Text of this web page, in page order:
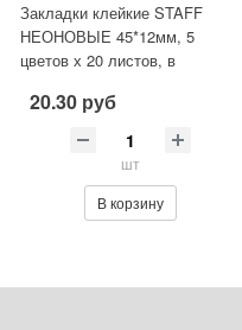
Закладки клейкие STAFF
НЕОНОВЫЕ 45*12мм, 5
цветов х 20 листов, в
20.30 руб
шт
В корзину